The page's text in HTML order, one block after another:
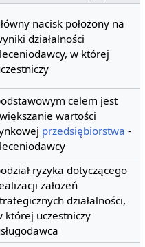
nacisk położony na
działalności
w której
celem jest
wartości
przedsiębiorstwa -
ryzyka dotyczącego
założeń
działalności,
której uczestniczy